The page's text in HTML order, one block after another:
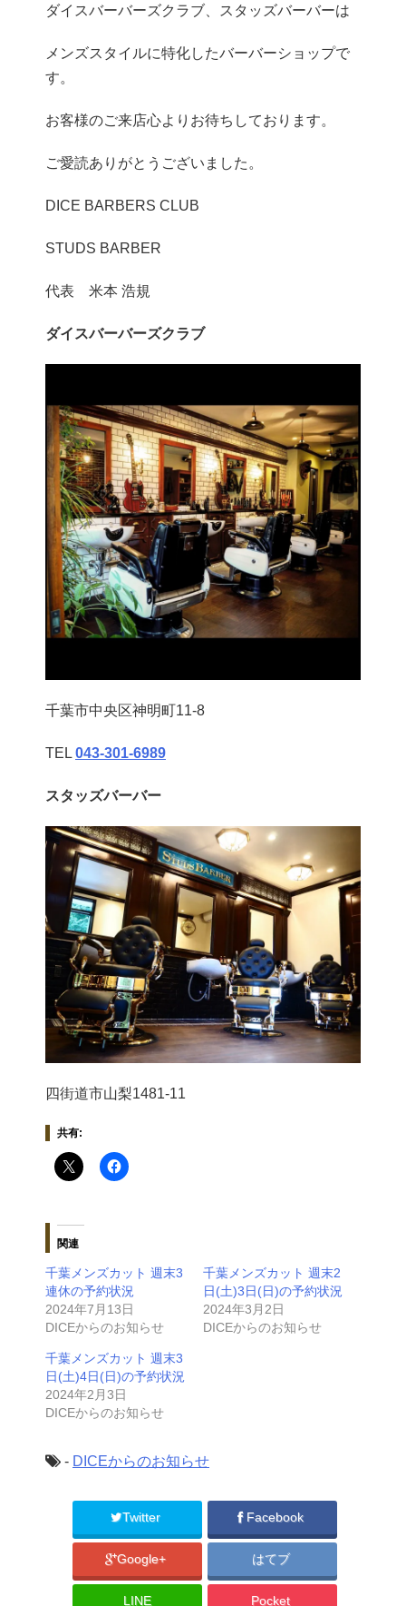
ダイスバーバーズクラブ、スタッズバーバーは
メンズスタイルに特化したバーバーショップで
す。
お客様のご来店心よりお待ちしております。
ご愛読ありがとうございました。
DICE BARBERS CLUB
STUDS BARBER
代表 米本 浩規
ダイスバーバーズクラブ
千葉市中央区神明町11-8
TEL 043‐301‐6989
スタッズバーバー
四街道市山梨1481-11
共有:
関連
千葉メンズカット 週末3
連休の予約状況
2024年7月13日
DICEからのお知らせ
千葉メンズカット 週末2
日(土)3日(日)の予約状況
2024年3月2日
DICEからのお知らせ
千葉メンズカット 週末3
日(土)4日(日)の予約状況
2024年2月3日
DICEからのお知らせ
- DICEからのお知らせ
Twitter Facebook
Google+ はてブ
LINE Pocket